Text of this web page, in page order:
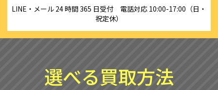
LINE・メール 24 時間 365 日受付　電話対応 10:00-17:00（日・
祝定休）
選べる買取方法